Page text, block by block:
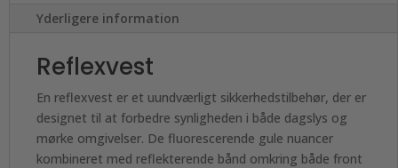
Yderligere information
Reflexvest
En reflexvest er et uundværligt sikkerhedstilbehør, der er
designet til at forbedre synligheden i både dagslys og
mørke omgivelser. De fluorescerende gule nuancer
kombineret med reflekterende bånd omkring både front